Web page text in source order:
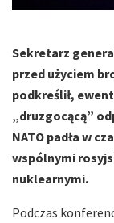
Sekretarz
przed użyciem
podkreślił,
„druzgocącą”
NATO padła w
wspólnymi
nuklearnymi.
Podczas